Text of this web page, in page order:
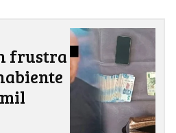
frustra